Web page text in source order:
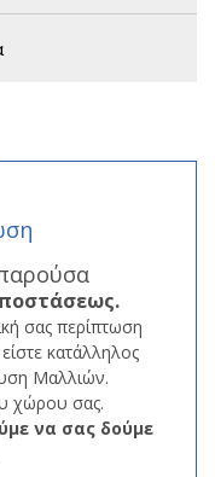
FUT
σας περίπτωση
κατάλληλος
Μαλλιών.
χώρου σας.
να σας δούμε